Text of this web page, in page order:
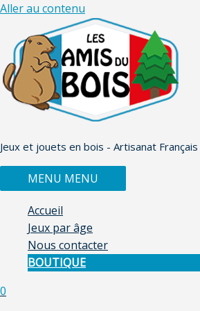
Aller au contenu
Jeux et jouets en bois - Artisanat Français
MENU MENU
Accueil
Jeux par âge
Nous contacter
BOUTIQUE
0